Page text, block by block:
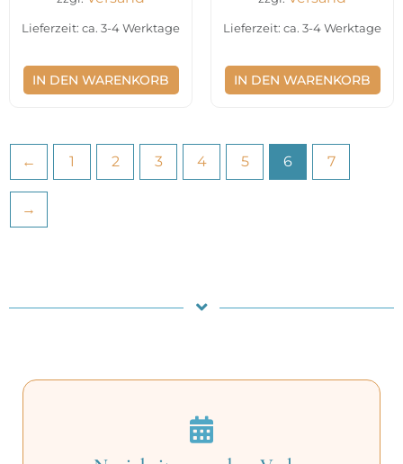
Lieferzeit: ca. 3-4 Werktage
IN DEN WARENKORB
Lieferzeit: ca. 3-4 Werktage
IN DEN WARENKORB
← 1 2 3 4 5 6 7
→